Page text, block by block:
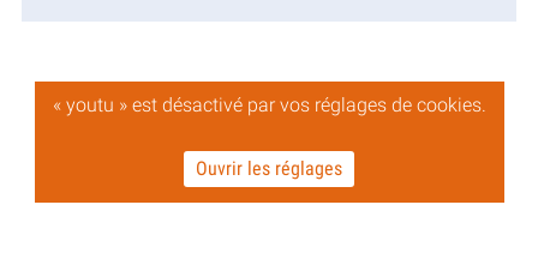
« youtu » est désactivé par vos réglages de cookies.
Ouvrir les réglages